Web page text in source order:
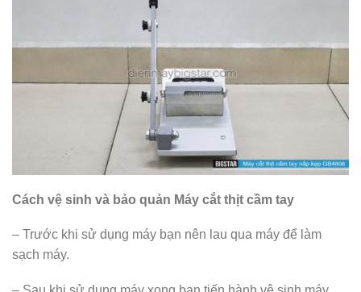
Cách vệ sinh và bảo quản Máy cắt thịt cầm tay
– Trước khi sử dụng máy bạn nên lau qua máy để làm
sạch máy.